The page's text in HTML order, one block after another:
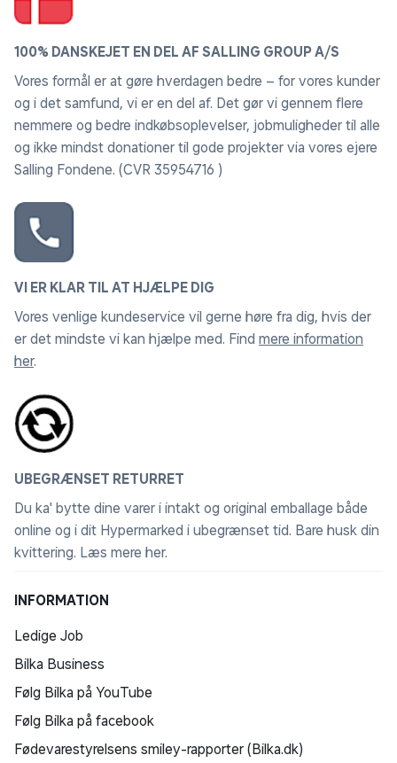
100% DANSKEJET EN DEL AF SALLING GROUP A/S
Vores formål er at gøre hverdagen bedre – for vores kunder
og i det samfund, vi er en del af. Det gør vi gennem flere
nemmere og bedre indkøbsoplevelser, jobmuligheder til alle
og ikke mindst donationer til gode projekter via vores ejere
Salling Fondene. (CVR 35954716 )
VI ER KLAR TIL AT HJÆLPE DIG
Vores venlige kundeservice vil gerne høre fra dig, hvis der
er det mindste vi kan hjælpe med. Find mere information
her.
UBEGRÆNSET RETURRET
Du ka' bytte dine varer i intakt og original emballage både
online og i dit Hypermarked i ubegrænset tid. Bare husk din
kvittering. Læs mere her.
INFORMATION
Ledige Job
Bilka Business
Følg Bilka på YouTube
Følg Bilka på facebook
Fødevarestyrelsens smiley-rapporter (Bilka.dk)